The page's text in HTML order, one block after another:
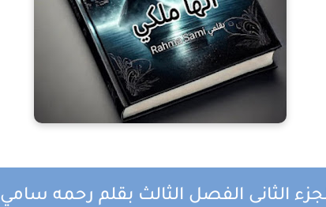
الثانى الفصل الثالث بقلم رحمه سامي